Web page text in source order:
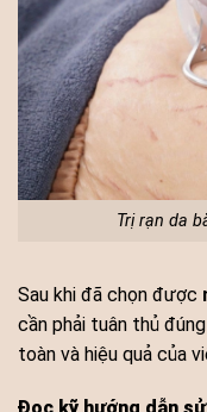
Trị rạn da
Sau khi đã chọn được
cần phải tuân thủ
toàn và hiệu quả của